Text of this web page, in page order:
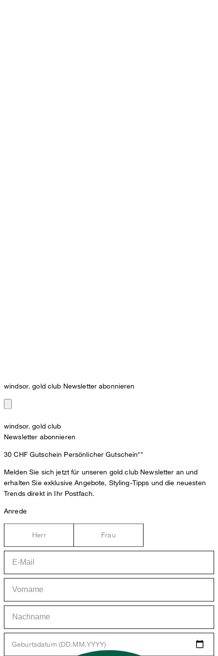
windsor. gold club Newsletter abonnieren
windsor. gold club
Newsletter abonnieren
30 CHF Gutschein Persönlicher Gutschein**
Melden Sie sich jetzt für unseren gold club Newsletter an und
erhalten Sie exklusive Angebote, Styling-Tipps und die neuesten
Trends direkt in Ihr Postfach.
Anrede
Herr Frau
Geburtsdatum (DD.MM.YYYY)